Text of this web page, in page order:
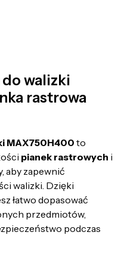
walizki
rastrowa
MAX750H400 to
pianek rastrowych i
aby zapewnić
walizki. Dzięki
łatwo dopasować
przedmiotów,
podczas